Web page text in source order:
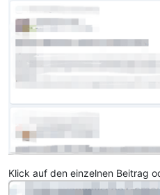
Klick auf den einzelnen Beitrag